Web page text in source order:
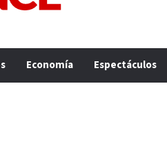
Economía Espectáculos